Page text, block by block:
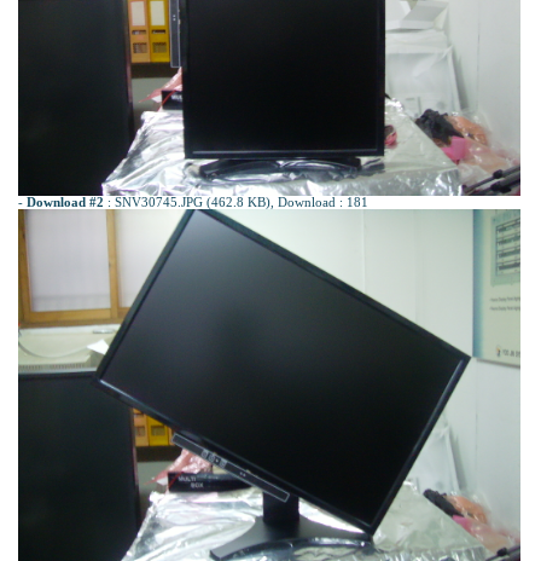
- Download #2 : SNV30745.JPG (462.8 KB) , Download : 181